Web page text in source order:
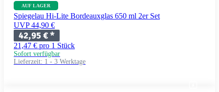
AUF LAGER
Spiegelau Hi-Lite Bordeauxglas 650 ml 2er Set
UVP 44,90 €
42,95 €*
21,47 € pro 1 Stück
Sofort verfügbar
Lieferzeit: 1 - 3 Werktage